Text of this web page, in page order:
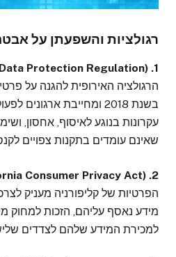
רגולציות והשפעתן על
1. GDPR (General Data Protection Regulation):
הרגולציה האירופית להגנה על
בשנת 2018 ומחייבת
עקרונות בנוגע לאיסוף, אחסון,
שאינם עומדים בתקנות צפויים
2. CCPA (California Consumer Privacy Act):
הפרטיות של קליפורניה מעניק
מידע נאסף עליהם, הזכות למחוק
למכירת המידע שלהם לצדדים